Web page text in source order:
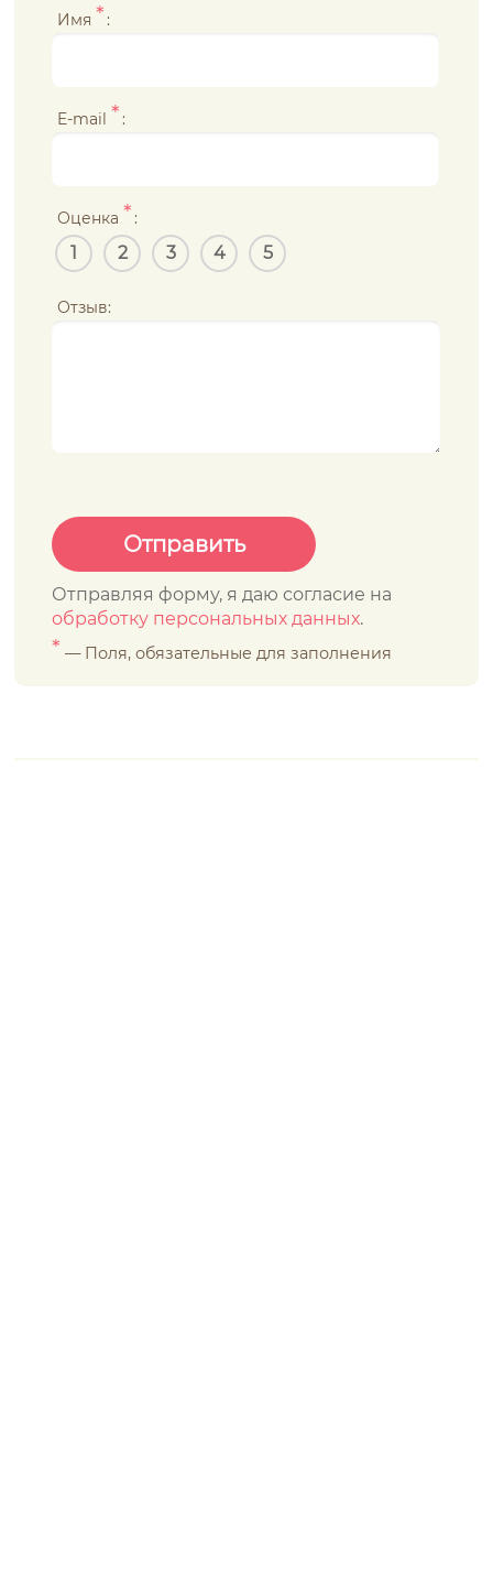
Имя * :
E-mail * :
Оценка * :
1 2 3 4 5
Отзыв:
Отправляя форму, я даю согласие на
обработку персональных данных.
* — Поля, обязательные для заполнения